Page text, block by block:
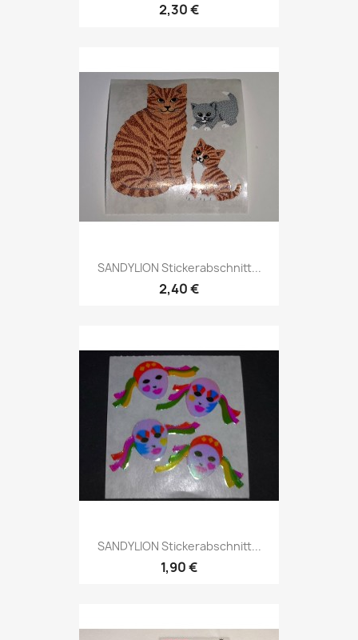
2,30 €
SANDYLION Stickerabschnitt...
2,40 €
SANDYLION Stickerabschnitt...
1,90 €